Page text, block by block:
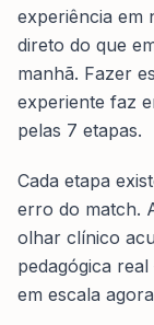
experiência em
direto do que
manhã. Fazer
experiente faz
pelas 7 etapas.
Cada etapa
erro do match.
olhar clínico
pedagógica
em escala